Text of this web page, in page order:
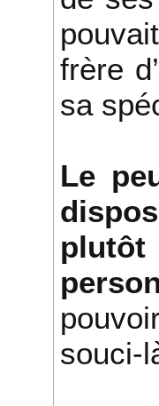
frère
sa
Le
souci-